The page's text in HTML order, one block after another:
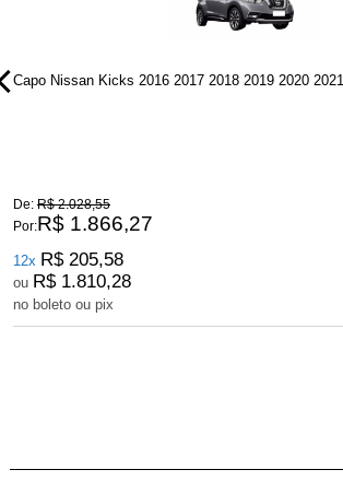
Capo Nissan Kicks 2016 2017 2018 2019 2020 2021
De: R$ 2.028,55
Por:R$ 1.866,27
12x R$ 205,58
ou R$ 1.810,28
no boleto ou pix